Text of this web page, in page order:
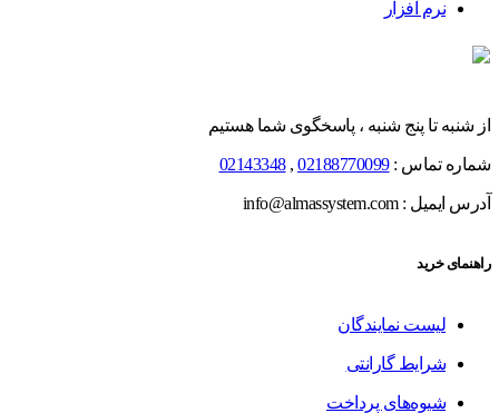
نرم افزار
از شنبه تا پنج شنبه ، پاسخگوی شما هستیم
شماره تماس :02188770099
,
02143348
آدرس ایمیل : info@almassystem.com
راهنمای خرید
لیست نمایندگان
شرایط گارانتی
شیوه‌های پرداخت